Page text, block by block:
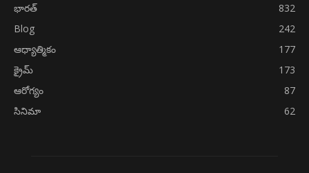
భారత్
832
Blog
242
ఆధ్యాత్మికం
177
క్రైమ్
173
ఆరోగ్యం
87
సినిమా
62